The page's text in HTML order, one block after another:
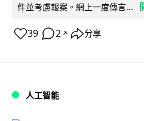
件並考慮報案。網上一度傳言...
39 2 ↗ 分享
人工智能